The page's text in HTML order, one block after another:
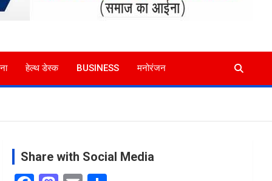
हेल्थ डेस्क BUSINESS मनोरंजन
Share with Social Media